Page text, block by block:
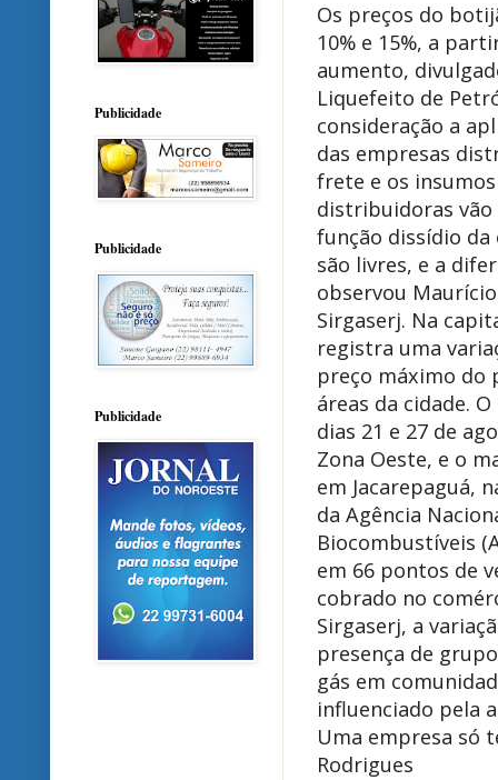
Os preços do
10% e 15%, a
aumento,
Liquefeito de
consideração a
das empresas
frete e os
distribuidoras vão
função dissídio da
são livres, e a
observou
Sirgaserj. Na
registra uma
preço máximo do
áreas da cidade.
dias 21 e 27 de
Zona Oeste, e o
em Jacarepaguá,
da Agência
Biocombustíveis
em 66 pontos de
cobrado no
Sirgaserj, a
presença de
gás em
influenciado pela
Uma empresa só
Rodrigues
Publicidade
Publicidade
Publicidade